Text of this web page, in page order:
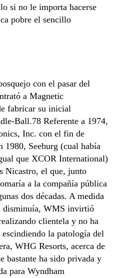
si no le importa hacerse
pobre el sencillo
con el pasar del
a Magnetic
fabricar su inicial
Ball.78 Referente a 1974,
Inc. con el fin de
1980, Seeburg (cual había
que XCOR International)
Nicastro, el que, junto
a la compañía pública
dos décadas. A medida
disminuía, WMS invirtió
clientela y no ha
la patologí­a del
WHG Resorts, acerca de
bastante ha sido privada y
para Wyndham